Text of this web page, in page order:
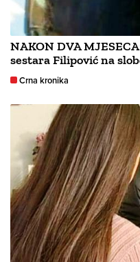
NAKON DVA
sestara Filipović na
Crna kronika